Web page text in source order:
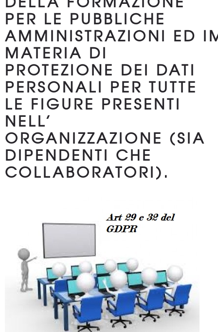
PER LE PUBBLICHE
AMMINISTRAZIONI ED
MATERIA DI
PROTEZIONE DEI DATI
PERSONALI PER TUTTE
LE FIGURE PRESENTI
NELL’
ORGANIZZAZIONE (SIA
DIPENDENTI CHE
COLLABORATORI).